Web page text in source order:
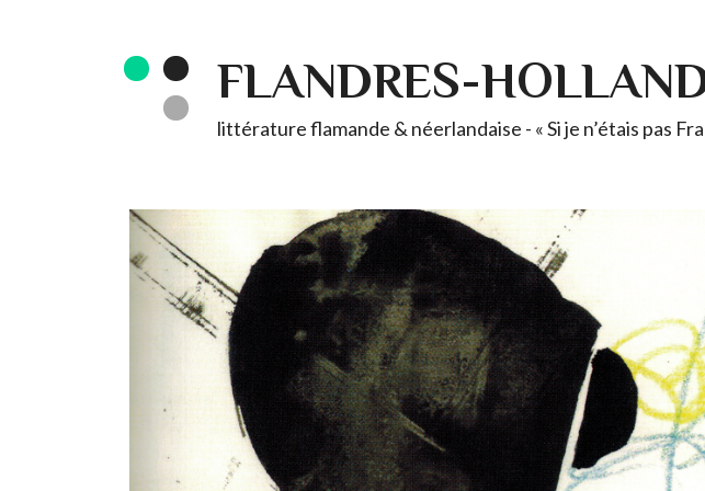
FLANDRES-
littérature flamande & néerlandaise - « Si je n’étais pas